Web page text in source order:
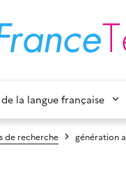
la langue française
de recherche génération